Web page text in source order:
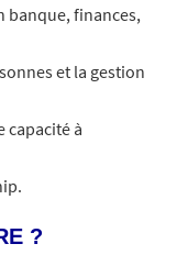
banque, finances,
et la gestion
capacité à
?